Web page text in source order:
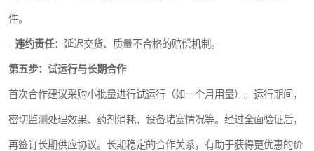
件。
- 违约责任：延迟交货、质量不合格的赔偿机制。
第五步：试运行与长期合作
首次合作建议采购小批量进行试运行（如一个月用量）。运行期间，
密切监测处理效果、药剂消耗、设备堵塞情况等。经过全面验证后，
再签订长期供应协议。长期稳定的合作关系，有助于获得更优惠的价